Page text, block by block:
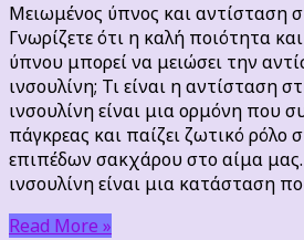
στην
Μειωμένος ύπνος και αντίσταση
Γνωρίζετε ότι η καλή ποιότητα
ύπνου μπορεί να μειώσει την
ινσουλίνη; Τι είναι η αντίσταση
ινσουλίνη είναι μια ορμόνη που
πάγκρεας και παίζει ζωτικό ρόλο
επιπέδων σακχάρου στο αίμα
ινσουλίνη είναι μια κατάσταση
Read More »